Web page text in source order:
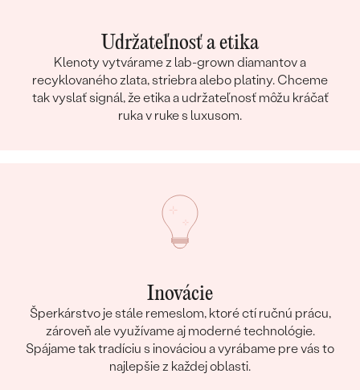
Udržateľnosť a etika
Klenoty vytvárame z lab-grown diamantov a
recyklovaného zlata, striebra alebo platiny. Chceme
tak vyslať signál, že etika a udržateľnosť môžu kráčať
ruka v ruke s luxusom.
Inovácie
Šperkárstvo je stále remeslom, ktoré ctí ručnú prácu,
zároveň ale využívame aj moderné technológie.
Spájame tak tradíciu s inováciou a vyrábame pre vás to
najlepšie z každej oblasti.